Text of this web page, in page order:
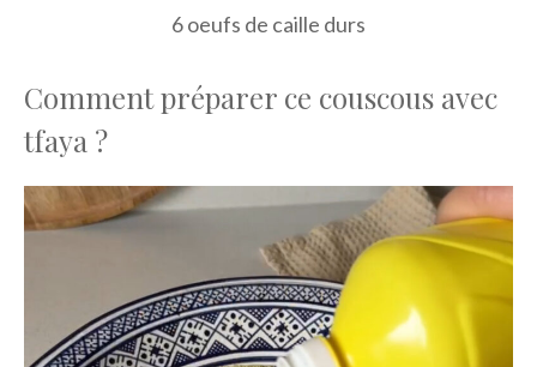
6 oeufs de caille durs
Comment préparer ce couscous avec
tfaya ?